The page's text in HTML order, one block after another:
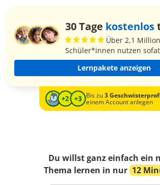
30 Tage kostenlos
Über 2,1
Schüler*innen nutzen
Lernpakete anzeigen
Bis zu3
einem Account anlegen
Du willst ganz einfach ein
Thema lernen in nur 12